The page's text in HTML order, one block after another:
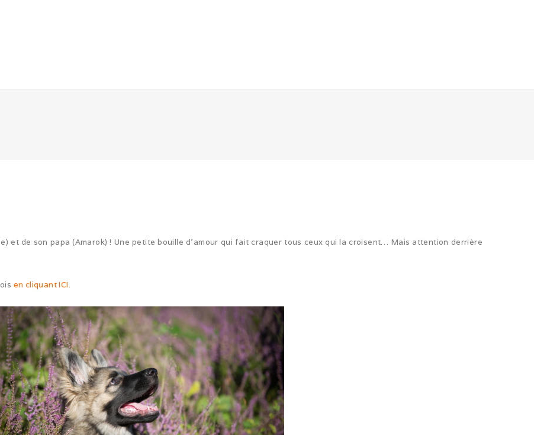
et de son papa (Amarok) ! Une petite bouille d’amour qui fait craquer tous ceux qui la croisent… Mais attention derrière
en cliquant ICI.